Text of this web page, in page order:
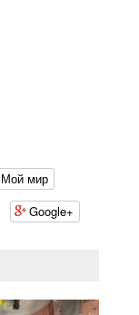
Мой мир
Google+